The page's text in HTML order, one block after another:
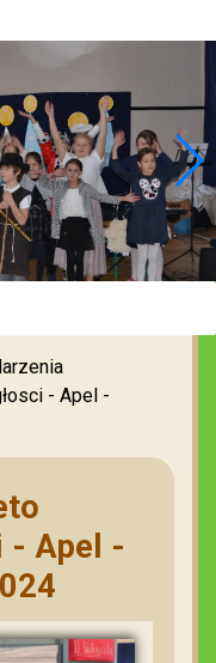
- Apel -
- Apel -